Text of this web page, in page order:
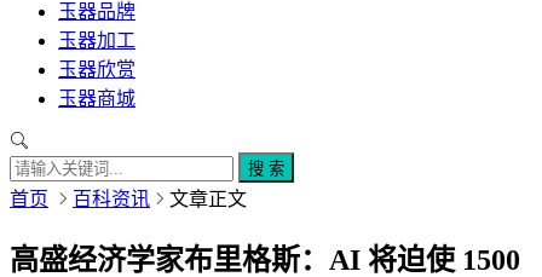
玉器品牌
玉器加工
玉器欣赏
玉器商城
搜 索
首页 百科资讯 文章正文
高盛经济学家布里格斯：AI 将迫使 1500